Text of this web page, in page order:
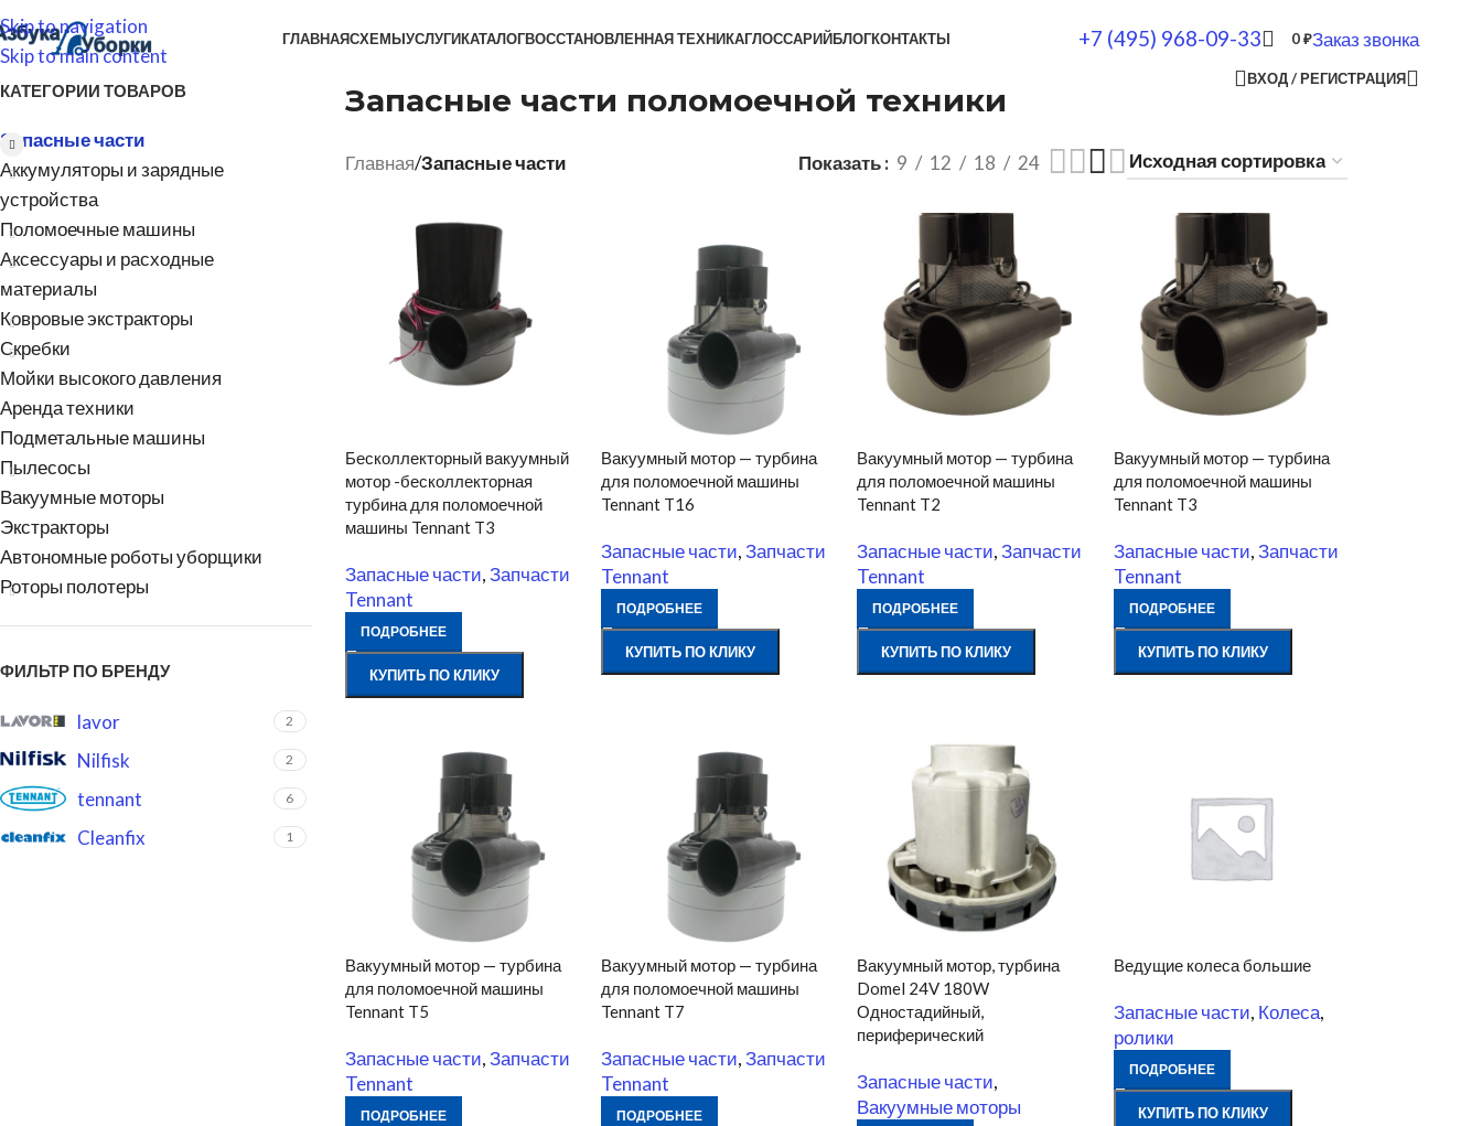
Skip to navigation
Skip to main content
ГЛАВНАЯСХЕМЫУСЛУГИКАТАЛОГВОССТАНОВЛЕННАЯ ТЕХНИКАГЛОССАРИЙБЛОГКОНТАКТЫ +7 (495) 968-09-33 0₽Заказ звонка
ВХОД / РЕГИСТРАЦИЯ
КАТЕГОРИИ ТОВАРОВ
Запасные части
Аккумуляторы и зарядные
устройства
Поломоечные машины
Аксессуары и расходные
материалы
Ковровые экстракторы
Скребки
Мойки высокого давления
Аренда техники
Подметальные машины
Пылесосы
Вакуумные моторы
Экстракторы
Автономные роботы уборщики
Роторы полотеры
ФИЛЬТР ПО БРЕНДУ
lavor 2
Nilfisk 2
tennant 6
Cleanfix 1
Запасные части поломоечной техники
Главная/Запасные части Показать 9 12 18 24
Бесколлекторный вакуумный
мотор -бесколлекторная
турбина для поломоечной
машины Tennant T3
Запасные части,Запчасти
Tennant
ПОДРОБНЕЕ
КУПИТЬ ПО КЛИКУ
Вакуумный мотор — турбина
для поломоечной машины
Tennant T16
Запасные части, Запчасти
Tennant
ПОДРОБНЕЕ
КУПИТЬ ПО КЛИКУ
Вакуумный мотор — турбина
для поломоечной машины
Tennant T2
Запасные части, Запчасти
Tennant
ПОДРОБНЕЕ
КУПИТЬ ПО КЛИКУ
Вакуумный мотор — турбина
для поломоечной машины
Tennant T3
Запасные части,Запчасти
Tennant
ПОДРОБНЕЕ
КУПИТЬ ПО КЛИКУ
Вакуумный мотор — турбина
для поломоечной машины
Tennant T5
Запасные части,Запчасти
Tennant
ПОДРОБНЕЕ
Вакуумный мотор — турбина
для поломоечной машины
Tennant T7
Запасные части, Запчасти
Tennant
ПОДРОБНЕЕ
Вакуумный мотор, турбина
Domel 24V 180W
Одностадийный,
периферический
Запасные части,
Вакуумные моторы
Ведущие колеса большие
Запасные части, Колеса,
ролики
ПОДРОБНЕЕ
КУПИТЬ ПО КЛИКУ